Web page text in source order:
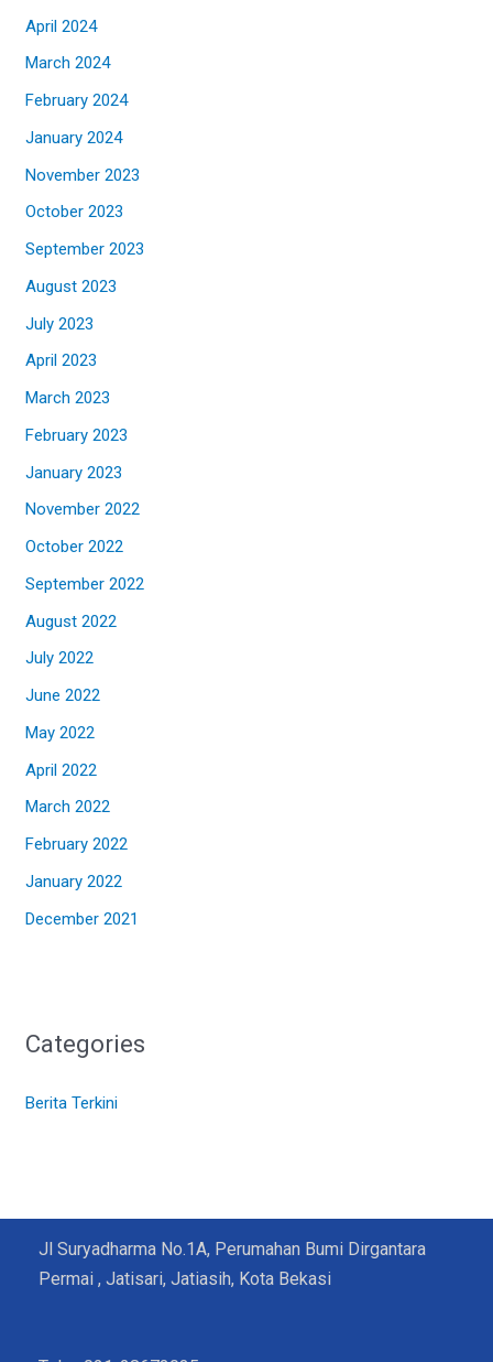
April 2024
March 2024
February 2024
January 2024
November 2023
October 2023
September 2023
August 2023
July 2023
April 2023
March 2023
February 2023
January 2023
November 2022
October 2022
September 2022
August 2022
July 2022
June 2022
May 2022
April 2022
March 2022
February 2022
January 2022
December 2021
Categories
Berita Terkini
Jl Suryadharma No.1A, Perumahan Bumi Dirgantara
Permai , Jatisari, Jatiasih, Kota Bekasi